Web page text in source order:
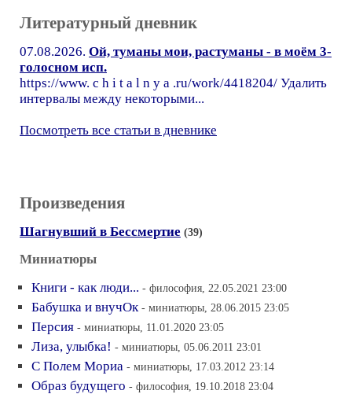
Литературный дневник
07.08.2026. Ой, туманы мои, растуманы - в моём 3-
голосном исп.
https://www. c h i t a l n y a .ru/work/4418204/ Удалить
интервалы между некоторыми...
Посмотреть все статьи в дневнике
Произведения
Шагнувший в Бессмертие (39)
Миниатюры
Книги - как люди... - философия, 22.05.2021 23:00
Бабушка и внучОк - миниатюры, 28.06.2015 23:05
Персия - миниатюры, 11.01.2020 23:05
Лиза, улыбка! - миниатюры, 05.06.2011 23:01
С Полем Мориа - миниатюры, 17.03.2012 23:14
Образ будущего - философия, 19.10.2018 23:04